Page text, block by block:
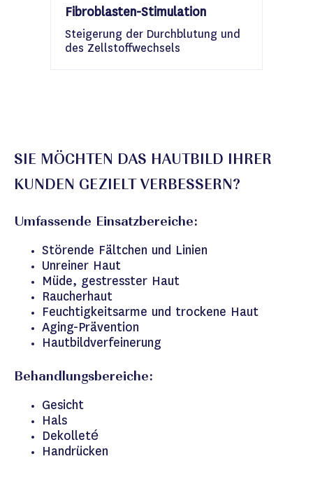
Fibroblasten-Stimulation
Steigerung der Durchblutung und
des Zellstoffwechsels
SIE MÖCHTEN DAS HAUTBILD IHRER
KUNDEN GEZIELT VERBESSERN?
Umfassende Einsatzbereiche:
Störende Fältchen und Linien
Unreiner Haut
Müde, gestresster Haut
Raucherhaut
Feuchtigkeitsarme und trockene Haut
Aging-Prävention
Hautbildverfeinerung
Behandlungsbereiche:
Gesicht
Hals
Dekolleté
Handrücken